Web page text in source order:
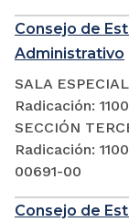
Consejo de
Administrativo
SALA
Radicación:
SECCIÓN
Radicación:
00691-00
Consejo de